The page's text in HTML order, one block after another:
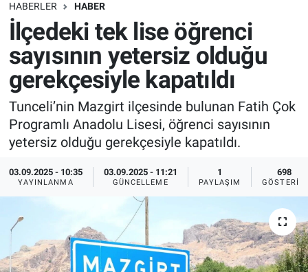
HABERLER HABER
İlçedeki tek lise öğrenci
sayısının yetersiz olduğu
gerekçesiyle kapatıldı
Tunceli’nin Mazgirt ilçesinde bulunan Fatih Çok
Programlı Anadolu Lisesi, öğrenci sayısının
yetersiz olduğu gerekçesiyle kapatıldı.
03.09.2025 - 10:35
YAYINLANMA
03.09.2025 - 11:21
GÜNCELLEME
1
PAYLAŞIM
698
GÖSTERIM
Bilim turu
Bilim ve Teknoloji Evreni
Doğa Konuşuyor
Dünya
Ege Saati
Ege'den Esintiler
Eğlence
Dünya
Sağlık
Spor
Yayın Akışı
İletişim
Trafik Durumu
Süper Lig Puan Durumu ve Fikstür
Tüm Manşetler
Son Dakika Haberleri
Haber Arşivi